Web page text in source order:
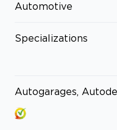
Automotive
Specializations
Autogarages,